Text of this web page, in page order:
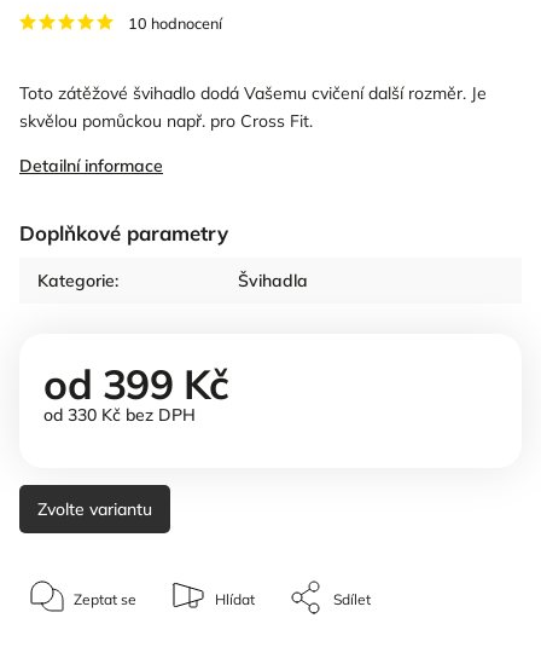
10 hodnocení
Toto zátěžové švihadlo dodá Vašemu cvičení další rozměr. Je
skvělou pomůckou např. pro Cross Fit.
Detailní informace
Doplňkové parametry
Kategorie: Švihadla
od 399 Kč
od 330 Kč bez DPH
Zvolte variantu
Zeptat se Hlídat Sdílet